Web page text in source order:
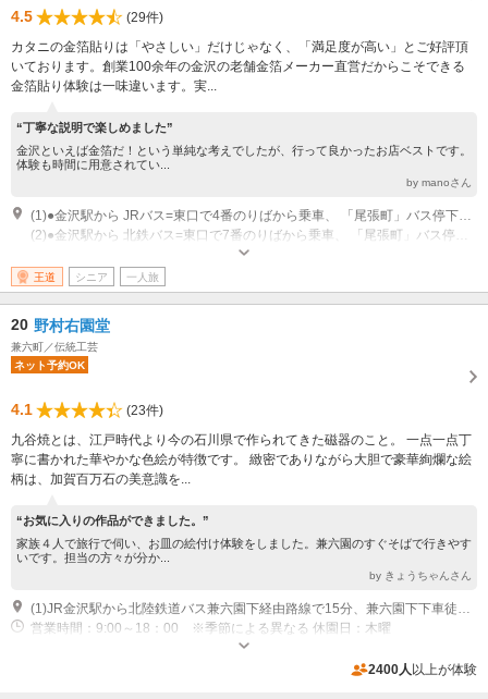
4.5
(29件)
カタニの金箔貼りは「やさしい」だけじゃなく、「満足度が高い」とご好評頂
いております。創業100余年の金沢の老舗金箔メーカー直営だからこそできる
金箔貼り体験は一味違います。実...
“丁寧な説明で楽しめました”
金沢といえば金箔だ！という単純な考えでしたが、行って良かったお店ベストです。
体験も時間に用意されてい...
by manoさん
(1)●金沢駅から JRバス=東口で4番のりばから乗車、 「尾張町」バス停下車、徒歩1分
営業時間：9：00～17：00（体験のラストオーダーは16：00）
王道 シニア 一人旅
20 野村右園堂
兼六町／伝統工芸
ネット予約OK
4.1
(23件)
九谷焼とは、江戸時代より今の石川県で作られてきた磁器のこと。 一点一点丁
寧に書かれた華やかな色絵が特徴です。 緻密でありながら大胆で豪華絢爛な絵
柄は、加賀百万石の美意識を...
“お気に入りの作品ができました。”
家族４人で旅行で伺い、お皿の絵付け体験をしました。兼六園のすぐそばで行きやす
いです。担当の方々が分か...
by きょうちゃんさん
(1)JR金沢駅から北陸鉄道バス兼六園下経由路線で15分、兼六園下下車徒歩5分
営業時間：9:00～18：00 ※季節による異なる 休園日：木曜
2400人 以上が体験